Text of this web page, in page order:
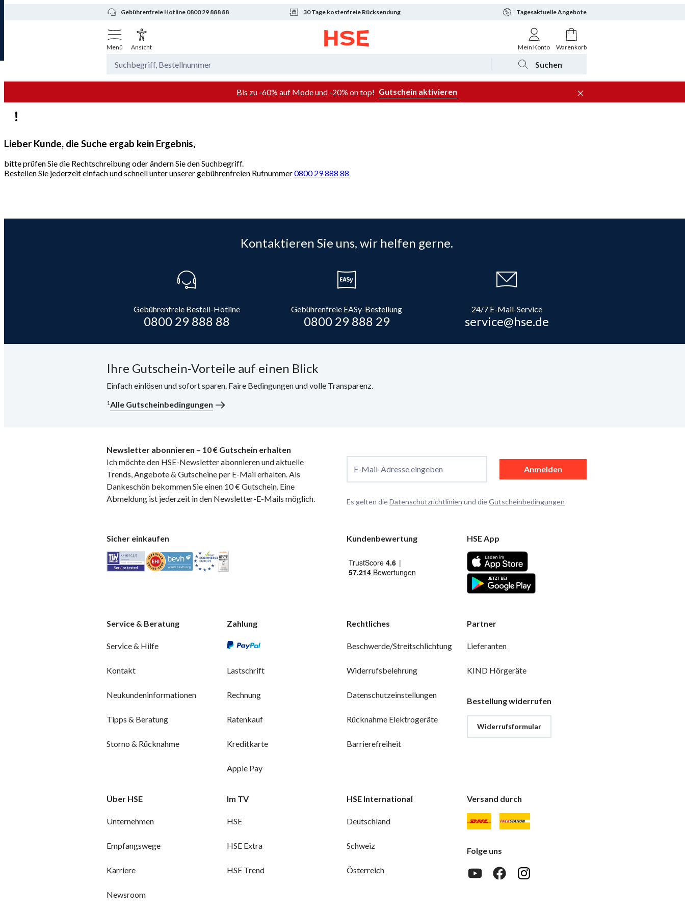
Gebührenfreie Hotline 0800 29 888 88 30 Tage kostenfreie Rücksendung Tagesaktuelle Angebote
Menü Ansicht Mein Konto Warenkorb
Suchen
Bis zu -60% auf Mode und -20% on top! Gutschein aktivieren
Lieber Kunde, die Suche ergab kein Ergebnis,
bitte prüfen Sie die Rechtschreibung oder ändern Sie den Suchbegriff.
Bestellen Sie jederzeit einfach und schnell unter unserer gebührenfreien Rufnummer0800 29 888 88
Kontaktieren Sie uns, wir helfen gerne.
Gebührenfreie Bestell-Hotline
0800 29 888 88
Gebührenfreie EASy-Bestellung
0800 29 888 29
24/7 E-Mail-Service
service@hse.de
Ihre Gutschein-Vorteile auf einen Blick
Einfach einlösen und sofort sparen. Faire Bedingungen und volle Transparenz.
1Alle Gutscheinbedingungen
Newsletter abonnieren – 10 € Gutschein erhalten
Ich möchte den HSE-Newsletter abonnieren und aktuelle
Trends, Angebote & Gutscheine per E-Mail erhalten. Als
Dankeschön bekommen Sie einen 10 € Gutschein. Eine
Abmeldung ist jederzeit in den Newsletter-E-Mails möglich.
E-Mail-Adresse eingeben Anmelden
Es gelten dieDatenschutzrichtlinien und dieGutscheinbedingungen
Sicher einkaufen Kundenbewertung HSE App
Service & Beratung
Service & Hilfe
Kontakt
Neukundeninformationen
Tipps & Beratung
Storno & Rücknahme
Zahlung
Lastschrift
Rechnung
Ratenkauf
Kreditkarte
Apple Pay
Rechtliches
Beschwerde/Streitschlichtung
Widerrufsbelehrung
Datenschutzeinstellungen
Rücknahme Elektrogeräte
Barrierefreiheit
Partner
Lieferanten
KIND Hörgeräte
Bestellung widerrufen
Widerrufsformular
Über HSE
Unternehmen
Empfangswege
Karriere
Newsroom
Im TV
HSE
HSE Extra
HSE Trend
HSE International
Deutschland
Schweiz
Österreich
Versand durch
Folge uns